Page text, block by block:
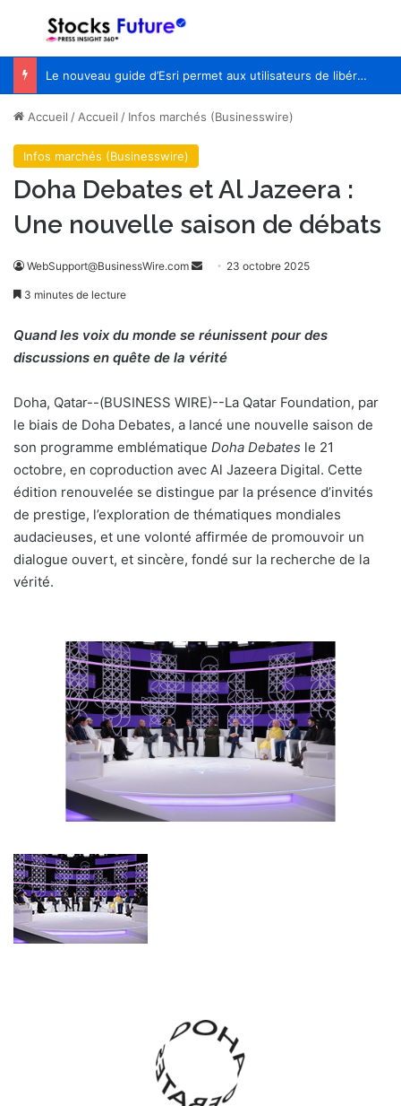
Menu
Le nouveau guide d’Esri permet aux utilisateurs de libérer le potentiel de l’IA avec le pouvoir de la géographie
Accueil /Accueil / Infos marchés (Businesswire)
Infos marchés (Businesswire)
Doha Debates et Al Jazeera :
Une nouvelle saison de débats
WebSupport@BusinessWire.com
o
y
r
r
i
23 octobre 2025
3 minutes de lecture
Quand les voix du monde se réunissent pour des
discussions en quête de la vérité
Doha, Qatar--(BUSINESS WIRE)--La Qatar Foundation, par
le biais de Doha Debates, a lancé une nouvelle saison de
son programme emblématique Doha Debates le 21
octobre, en coproduction avec Al Jazeera Digital. Cette
édition renouvelée se distingue par la présence d’invités
de prestige, l’exploration de thématiques mondiales
audacieuses, et une volonté affirmée de promouvoir un
dialogue ouvert, et sincère, fondé sur la recherche de la
vérité.